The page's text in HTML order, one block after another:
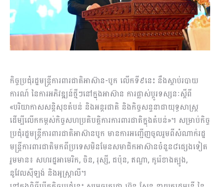
កិច្ចប្រជុំរដ្ឋមន្ត្រីការពារជាតិអាស៊ាន-បូក លើកទី៩នេះ នឹងស្តាប់របាយ
ការណ៍ នៃការអភិវឌ្ឍន៍ថ្មីៗនៅក្នុងអាស៊ាន ការផ្លាស់ប្តូរទស្សនៈស្តីពី
«បរិយាកាសសន្តិសុខតំបន់ និងអន្តរជាតិ និងកិច្ចសន្ទនាជាយុទ្ធសាស្ត្រ
ដើម្បីលើកកម្ពស់កិច្ចសហប្រតិបត្តិការការពារជាតិក្នុងតំបន់»។ សម្រាប់កិច្ច
ប្រជុំរដ្ឋមន្ត្រីការពារជាតិអាស៊ានបូក មានការអញ្ជើញចូលរួមពីសំណាក់រដ្ឋ
មន្ត្រីការពារជាតិមកពីប្រទេសមិនមែនសមាជិកអាស៊ានចំនួន៨ផ្សេងទៀត
រួមមាន៖ សហរដ្ឋអាមេរិក, ចិន, រុស្សី, ជប៉ុន, ឥណ្ឌា, កូរ៉េខាងត្បូង,
នូវែលស៉ីឡង់ និងអូស្ត្រាលី។